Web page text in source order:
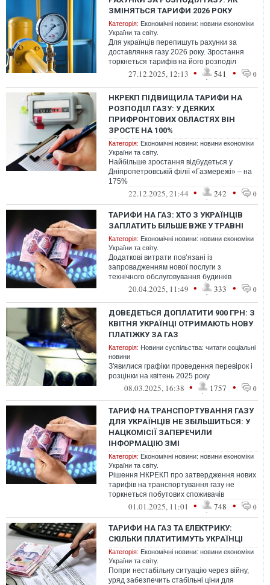
ЗМІНЯТЬСЯ ТАРИФИ 2026 РОКУ
Категорія: Економічні новини: новини економіки
України та світу.
Для українців перепишуть рахунки за
доставляння газу 2026 року. Зростання
торкнеться тарифів на його розподіл
27.12.2025, 12:13 • 541 • 0
НКРЕКП ПІДВИЩИЛА ТАРИФИ НА
РОЗПОДІЛ ГАЗУ: У ДЕЯКИХ
ПРИФРОНТОВИХ ОБЛАСТЯХ ВІН
ЗРОСТЕ НА 100%
Категорія: Економічні новини: новини економіки
України та світу.
Найбільше зростання відбудеться у
Дніпропетровській філії «Газмережі» – на
175%
22.12.2025, 21:44 • 242 • 0
ТАРИФИ НА ГАЗ: ХТО З УКРАЇНЦІВ
ЗАПЛАТИТЬ БІЛЬШЕ ВЖЕ У ТРАВНІ
Категорія: Економічні новини: новини економіки
України та світу.
Додаткові витрати пов’язані із
запровадженням нової послуги з
технічного обслуговування будинків
20.04.2025, 11:49 • 333 • 0
ДОВЕДЕТЬСЯ ДОПЛАТИТИ 900 ГРН: З
КВІТНЯ УКРАЇНЦІ ОТРИМАЮТЬ НОВУ
ПЛАТІЖКУ ЗА ГАЗ
Категорія: Новини суспільства: читати соціальні
новини
З'явилися графіки проведення перевірок і
розцінки на квітень 2025 року
08.03.2025, 16:38 • 1757 • 0
ТАРИФ НА ТРАНСПОРТУВАННЯ ГАЗУ
ДЛЯ УКРАЇНЦІВ НЕ ЗБІЛЬШИТЬСЯ: У
НАЦКОМІСІЇ ЗАПЕРЕЧИЛИ
ІНФОРМАЦІЮ ЗМІ
Категорія: Економічні новини: новини економіки
України та світу.
Рішення НКРЕКП про затвердження нових
тарифів на транспортування газу не
торкнеться побутових споживачів
01.01.2025, 11:01 • 748 • 0
ТАРИФИ НА ГАЗ ТА ЕЛЕКТРИКУ:
СКІЛЬКИ ПЛАТИТИМУТЬ УКРАЇНЦІ
Категорія: Економічні новини: новини економіки
України та світу.
Попри нестабільну ситуацію через війну,
уряд забезпечить стабільні ціни для